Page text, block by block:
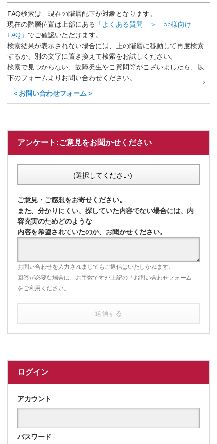
FAQ検索は、現在の階層配下が対象となります。
現在の階層位置は上部にある
「よくある質問 ＞ ○○様向け
FAQ」 でご確認いただけます。
検索結果が表示されない場合には、上の階層に移動して再度検索
するか、別の文字に置き換えて検索をお試しください。
検索で見つからない、故障発生やご質問等がございましたら、以
下のフォームよりお問い合わせください。
＜お問い合わせフォーム＞
アンケート:ご意見をお聞かせください
(選択してください)
ご意見・ご感想をお寄せください。
また、分かりにくい、探していた内容でない場合には、内
容充実のためどのような
内容を希望されていたのか、お聞かせください。
お問い合わせを入力されましてもご返信はいたしかねます。
回答が必要な場合は、お手数ですが上記の「お問い合わせフォーム」
をご利用ください。
送信する
ログイン
アカウント
パスワード